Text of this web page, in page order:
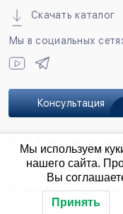
Скачать каталог
Мы в социальных
Консультация
Политика
Пользовательское
Мы используем
нашего сайта.
Вы
Принять